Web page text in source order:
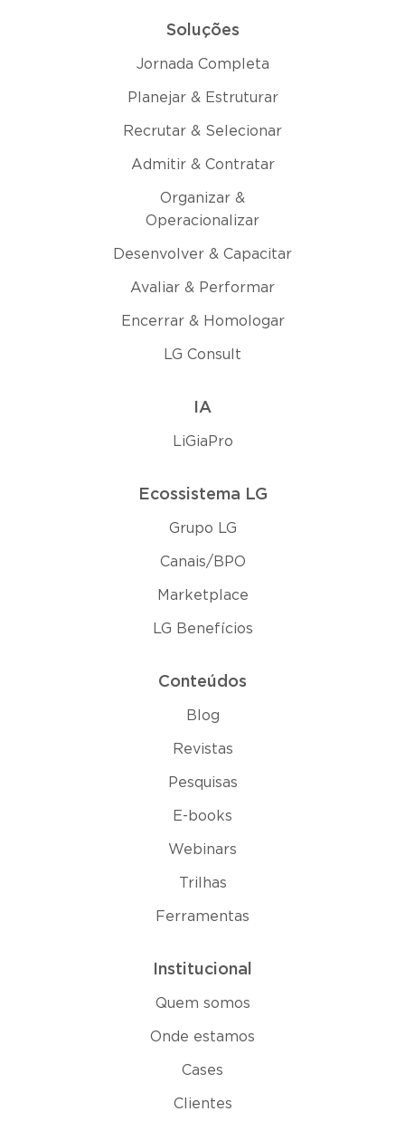
Soluções
Jornada Completa
Planejar & Estruturar
Recrutar & Selecionar
Admitir & Contratar
Organizar &
Operacionalizar
Desenvolver & Capacitar
Avaliar & Performar
Encerrar & Homologar
LG Consult
IA
LiGiaPro
Ecossistema LG
Grupo LG
Canais/BPO
Marketplace
LG Benefícios
Conteúdos
Blog
Revistas
Pesquisas
E-books
Webinars
Trilhas
Ferramentas
Institucional
Quem somos
Onde estamos
Cases
Clientes